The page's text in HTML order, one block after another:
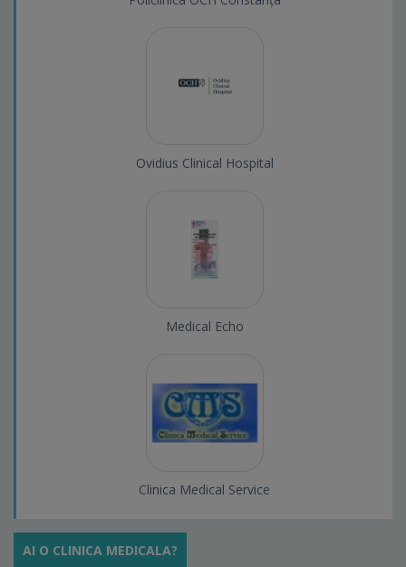
Ovidius Clinical Hospital
Medical Echo
Clinica Medical Service
AI O CLINICA MEDICALA?